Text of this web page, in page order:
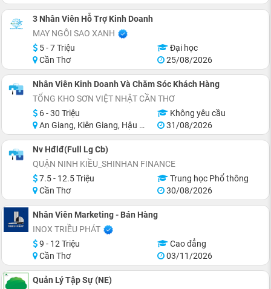
3 Nhân Viên Hỗ Trợ Kinh Doanh
MAY NGÔI SAO XANH
5 - 7 Triệu
Đại học
Cần Thơ
25/08/2026
Nhân Viên Kinh Doanh Và Chăm Sóc Khách Hàng
TỔNG KHO SƠN VIỆT NHẬT CẦN THƠ
6 - 30 Triệu
Không yêu cầu
An Giang, Kiên Giang, Hậu Giang, Sóc Trăng, Bạc Liêu, Cà Mau
31/08/2026
Nv Hđlđ(Full Lg Cb)
QUẬN NINH KIỀU_SHINHAN FINANCE
7.5 - 12.5 Triệu
Trung học Phổ thông
Cần Thơ
30/08/2026
Nhân Viên Marketing - Bán Hàng
INOX TRIỀU PHÁT
9 - 12 Triệu
Cao đẳng
Cần Thơ
03/11/2026
Quản Lý Tập Sự (NE)